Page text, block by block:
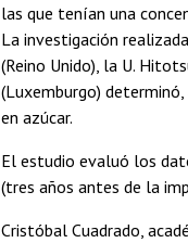
las que tenían una
La investigación
(Reino Unido), la U.
(Luxemburgo)
en azúcar.
El estudio evaluó los
(tres años antes de la
Cristóbal Cuadrado,